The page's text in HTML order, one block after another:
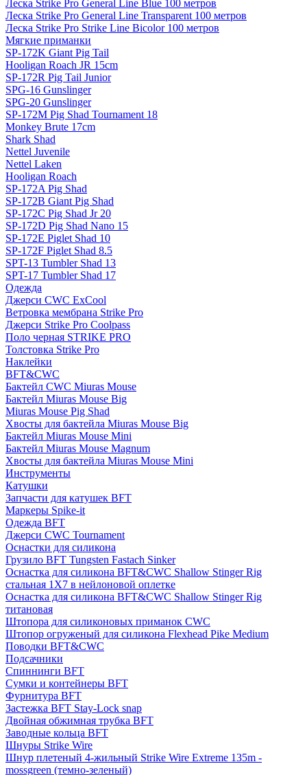
Леска Strike Pro General Line Blue 100 метров
Леска Strike Pro General Line Transparent 100 метров
Леска Strike Pro Strike Line Bicolor 100 метров
Мягкие приманки
SP-172K Giant Pig Tail
Hooligan Roach JR 15cm
SP-172R Pig Tail Junior
SPG-16 Gunslinger
SPG-20 Gunslinger
SP-172M Pig Shad Tournament 18
Monkey Brute 17cm
Shark Shad
Nettel Juvenile
Nettel Laken
Hooligan Roach
SP-172A Pig Shad
SP-172B Giant Pig Shad
SP-172C Pig Shad Jr 20
SP-172D Pig Shad Nano 15
SP-172E Piglet Shad 10
SP-172F Piglet Shad 8.5
SPT-13 Tumbler Shad 13
SPT-17 Tumbler Shad 17
Одежда
Джерси CWC ExCool
Ветровка мембрана Strike Pro
Джерси Strike Pro Coolpass
Поло черная STRIKE PRO
Толстовка Strike Pro
Наклейки
BFT&CWC
Бактейл CWC Miuras Mouse
Бактейл Miuras Mouse Big
Miuras Mouse Pig Shad
Хвосты для бактейла Miuras Mouse Big
Бактейл Miuras Mouse Mini
Бактейл Miuras Mouse Magnum
Хвосты для бактейла Miuras Mouse Mini
Инструменты
Катушки
Запчасти для катушек BFT
Маркеры Spike-it
Одежда BFT
Джерси CWC Tournament
Оснастки для силикона
Грузило BFT Tungsten Fastach Sinker
Оснастка для силикона BFT&CWC Shallow Stinger Rig
стальная 1X7 в нейлоновой оплетке
Оснастка для силикона BFT&CWC Shallow Stinger Rig
титановая
Штопора для силиконовых приманок CWC
Штопор огруженый для силикона Flexhead Pike Medium
Поводки BFT&CWC
Подсачники
Спиннинги BFT
Сумки и контейнеры BFT
Фурнитура BFT
Застежка BFT Stay-Lock snap
Двойная обжимная трубка BFT
Заводные кольца BFT
Шнуры Strike Wire
Шнур плетеный 4-жильный Strike Wire Extreme 135m -
mossgreen (темно-зеленый)